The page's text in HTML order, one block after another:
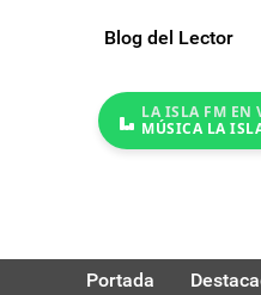
Blog del Lector
LA ISLA FM EN
MÚSICA LA
Portada